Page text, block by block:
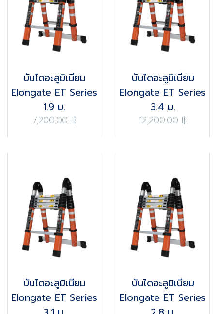
บันไดอะลูมิเนียม
Elongate ET Series
1.9 ม.
7,200.00 ฿
บันไดอะลูมิเนียม
Elongate ET Series
3.4 ม.
12,200.00 ฿
บันไดอะลูมิเนียม
Elongate ET Series
บันไดอะลูมิเนียม
Elongate ET Series